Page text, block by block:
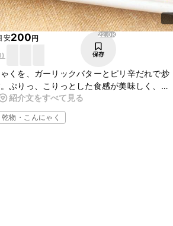
安200円
)
22.0K
保存
くを、ガーリックバターとピリ辛だれで炒
ぷりっ、こりっとした食感が美味しく、や
なので、経済的にも大助かりです。簡単に
いかがですか？
紹介文をすべて見る
物・こんにゃく